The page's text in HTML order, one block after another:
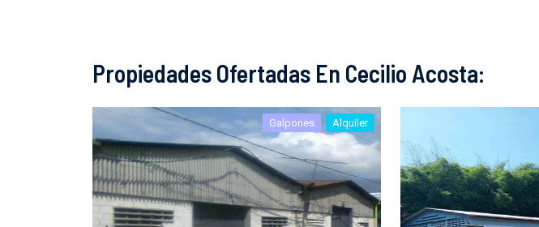
Propiedades Ofertadas En Cecilio Acosta:
Galpones Alquiler